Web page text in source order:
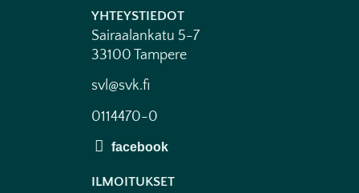
YHTEYSTIEDOT
Sairaalankatu 5-7
33100 Tampere
svl@svk.fi
0114470-0
ILMOITUKSET